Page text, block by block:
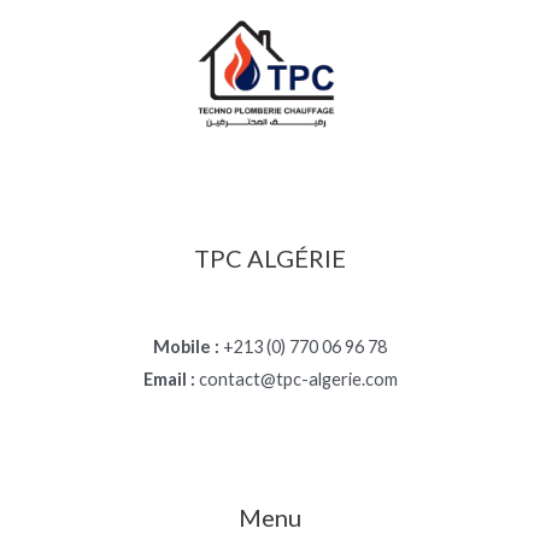
TPC ALGÉRIE
Mobile : +213 (0) 770 06 96 78
Email : contact@tpc-algerie.com
Menu